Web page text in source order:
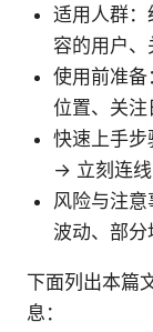
适用人群：
容的用户
使用前准
位置、关注
快速上手
→ 立刻连线
风险与注
波动、部分
下面列出本篇
息：